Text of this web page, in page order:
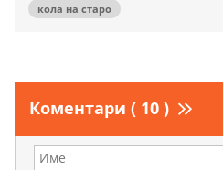
кола на старо
Коментари ( 10 )